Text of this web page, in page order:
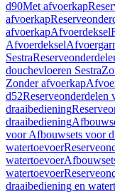
d90Met afvoerkap
afvoerkap
afvoerkapAfvoerdeksel
Afvoerdeksel
Sestra
douchevloeren Sestra
Zonder afvoerkap
d52Reserveonderdelen
draaibediening
draaibediening
voor Afbouwsets voor
watertoevoer
watertoevoer
watertoevoer
draaibediening en